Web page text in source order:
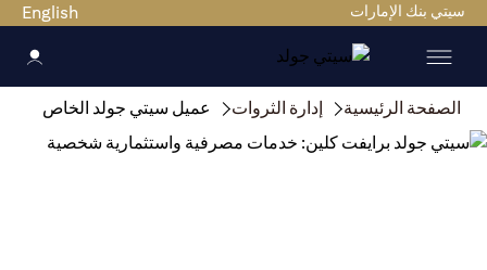
سيتي بنك الإمارات English
الصفحة الرئيسية إدارة الثروات عميل سيتي جولد الخاص